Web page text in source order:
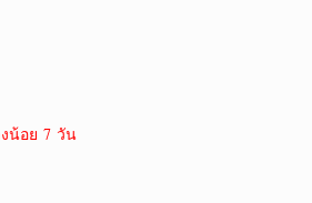
น้อย 7 วัน